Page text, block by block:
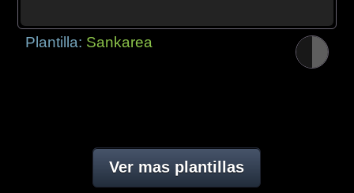
Plantilla: Sankarea
Ver mas plantillas